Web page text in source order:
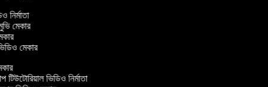
নির্মাতা
মেকার
মেকার
ভিডিও নির্মাতা